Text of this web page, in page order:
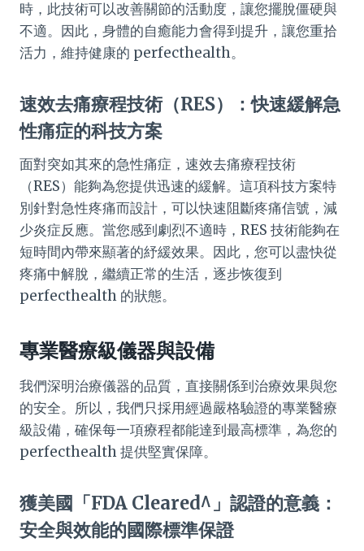
時，此技術可以改善關節的活動度，讓您擺脫僵硬與
不適。因此，身體的自癒能力會得到提升，讓您重拾
活力，維持健康的 perfecthealth。
速效去痛療程技術（RES）：快速緩解急
性痛症的科技方案
面對突如其來的急性痛症，速效去痛療程技術
（RES）能夠為您提供迅速的緩解。這項科技方案特
別針對急性疼痛而設計，可以快速阻斷疼痛信號，減
少炎症反應。當您感到劇烈不適時，RES 技術能夠在
短時間內帶來顯著的紓緩效果。因此，您可以盡快從
疼痛中解脫，繼續正常的生活，逐步恢復到
perfecthealth 的狀態。
專業醫療級儀器與設備
我們深明治療儀器的品質，直接關係到治療效果與您
的安全。所以，我們只採用經過嚴格驗證的專業醫療
級設備，確保每一項療程都能達到最高標準，為您的
perfecthealth 提供堅實保障。
獲美國「FDA Cleared^」認證的意義：
安全與效能的國際標準保證